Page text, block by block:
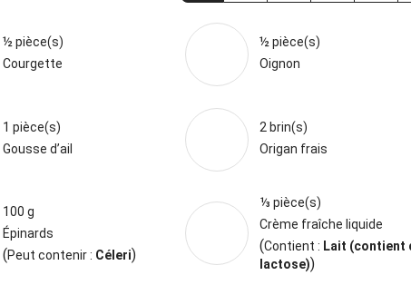
½ pièce(s)
Courgette
½ pièce(s)
Oignon
1 pièce(s)
Gousse d’ail
2 brin(s)
Origan frais
100 g
Épinards
(Peut contenir : Céleri)
⅓ pièce(s)
Crème fraîche liquide
(Contient : Lait (contient
lactose))